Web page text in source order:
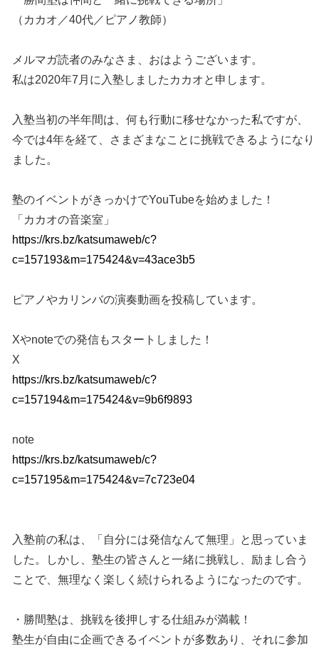
（カカオ／40代／ピアノ教師）
メルマガ読者のみなさま、おはようございます。
私は2020年7月に入塾しましたカカオと申します。
入塾当初の半年間は、何も行動に移せなかった私ですが、
今では4年を経て、さまざまなことに挑戦できるようになり
ました。
塾のイベントがきっかけでYouTubeを始めました！
「カカオの音楽室」
https://krs.bz/katsumaweb/c?
c=157193&m=175424&v=43ace3b5
ピアノやカリンバの演奏動画を投稿しています。
Xやnoteでの発信もスタートしました！
X
https://krs.bz/katsumaweb/c?
c=157194&m=175424&v=9b6f9893
note
https://krs.bz/katsumaweb/c?
c=157195&m=175424&v=7c723e04
入塾前の私は、「自分には発信なんて無理」と思っていま
した。しかし、塾生の皆さんと一緒に挑戦し、励まし合う
ことで、無理なく楽しく続けられるようになったのです。
・勝間塾は、挑戦を後押しする仕組みが満載！
塾生が自由に企画できるイベントが多数あり、それに参加